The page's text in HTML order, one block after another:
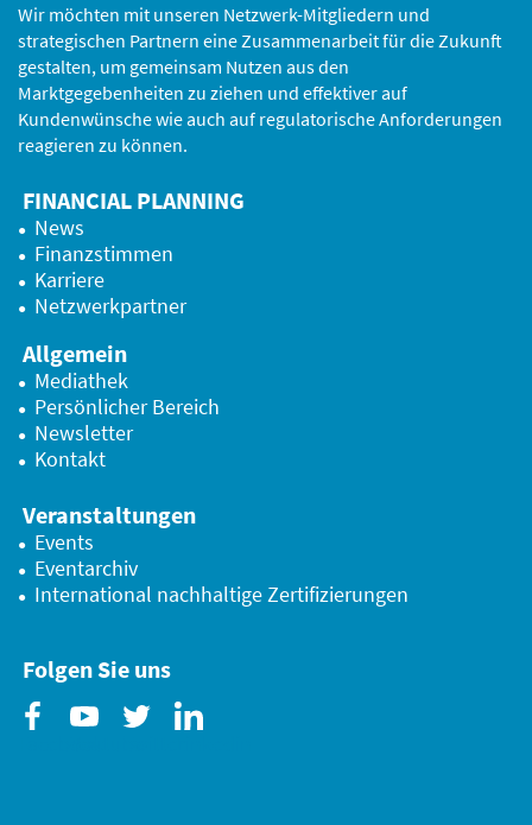
Wir möchten mit unseren Netzwerk-Mitgliedern und
strategischen Partnern eine Zusammenarbeit für die Zukunft
gestalten, um gemeinsam Nutzen aus den
Marktgegebenheiten zu ziehen und effektiver auf
Kundenwünsche wie auch auf regulatorische Anforderungen
reagieren zu können.
FINANCIAL PLANNING
News
Finanzstimmen
Karriere
Netzwerkpartner
Allgemein
Mediathek
Persönlicher Bereich
Newsletter
Kontakt
Veranstaltungen
Events
Eventarchiv
International nachhaltige Zertifizierungen
Folgen Sie uns